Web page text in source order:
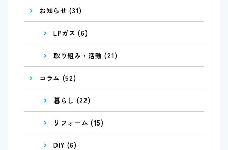
> お知らせ (31)
> LPガス (6)
> 取り組み・活動 (21)
> コラム (52)
> 暮らし (22)
> リフォーム (15)
> DIY (6)